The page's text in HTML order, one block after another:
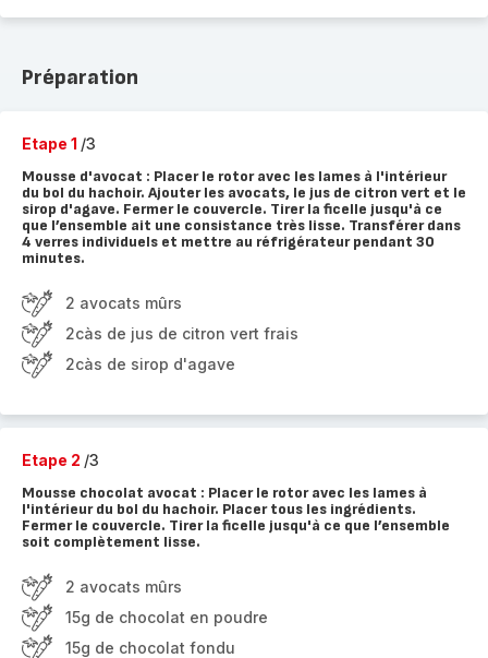
Préparation
Etape 1 /3
Mousse d'avocat : Placer le rotor avec les lames à l'intérieur
du bol du hachoir. Ajouter les avocats, le jus de citron vert et le
sirop d'agave. Fermer le couvercle. Tirer la ficelle jusqu'à ce
que l’ensemble ait une consistance très lisse. Transférer dans
4 verres individuels et mettre au réfrigérateur pendant 30
minutes.
2 avocats mûrs
2càs de jus de citron vert frais
2càs de sirop d'agave
Etape 2 /3
Mousse chocolat avocat : Placer le rotor avec les lames à
l'intérieur du bol du hachoir. Placer tous les ingrédients.
Fermer le couvercle. Tirer la ficelle jusqu'à ce que l’ensemble
soit complètement lisse.
2 avocats mûrs
15g de chocolat en poudre
15g de chocolat fondu